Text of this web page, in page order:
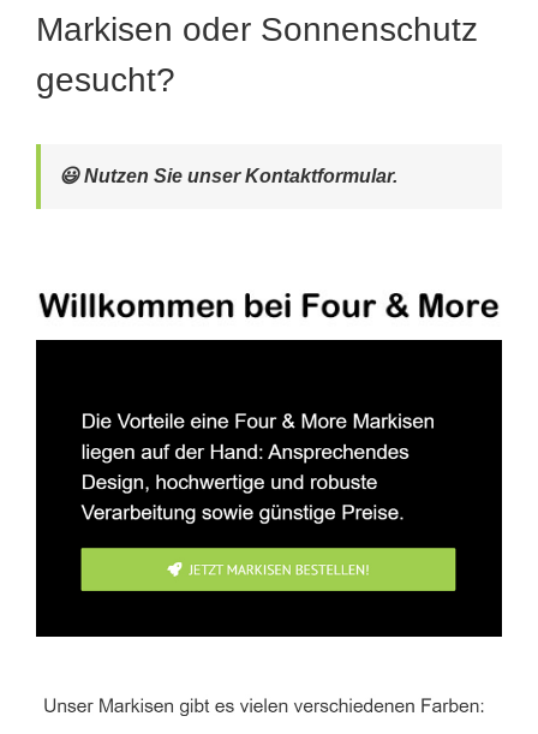
Markisen oder Sonnenschutz
gesucht?
😃 Nutzen Sie unser Kontaktformular.